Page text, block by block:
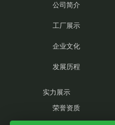
公司简介
工厂展示
企业文化
发展历程
实力展示
荣誉资质